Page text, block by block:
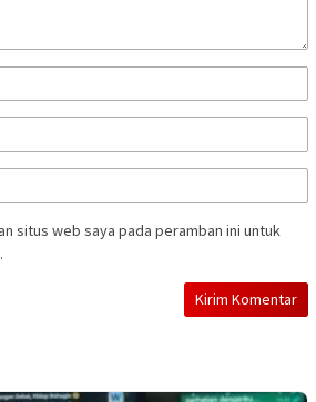
situs web saya pada peramban ini untuk